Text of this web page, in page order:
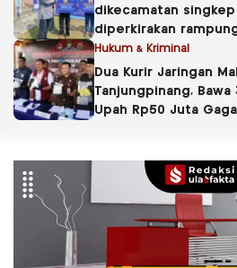
dikecamatan
diperkirakan
Hukum & Kriminal
Dua Kurir Jaringan
Tanjungpinang,
Upah Rp50 Juta